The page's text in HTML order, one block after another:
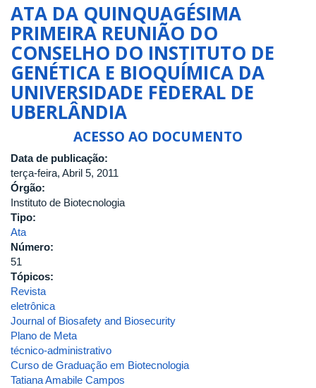
ATA DA QUINQUAGÉSIMA
PRIMEIRA REUNIÃO DO
CONSELHO DO INSTITUTO DE
GENÉTICA E BIOQUÍMICA DA
UNIVERSIDADE FEDERAL DE
UBERLÂNDIA
ACESSO AO DOCUMENTO
Data de publicação:
terça-feira, Abril 5, 2011
Órgão:
Instituto de Biotecnologia
Tipo:
Ata
Número:
51
Tópicos:
Revista
eletrônica
Journal of Biosafety and Biosecurity
Plano de Meta
técnico-administrativo
Curso de Graduação em Biotecnologia
Tatiana Amabile Campos